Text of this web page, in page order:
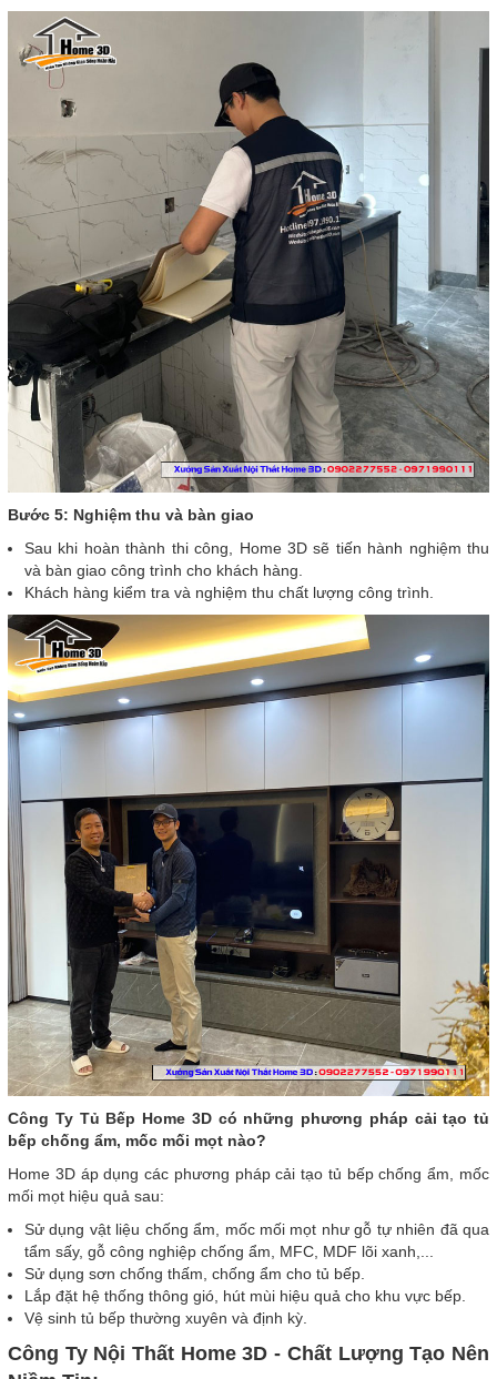
Bước 5: Nghiệm thu và bàn giao
Sau khi hoàn thành thi công, Home 3D sẽ tiến hành nghiệm thu
và bàn giao công trình cho khách hàng.
Khách hàng kiểm tra và nghiệm thu chất lượng công trình.
Công Ty Tủ Bếp Home 3D có những phương pháp cải tạo tủ
bếp chống ẩm, mốc mối mọt nào?
Home 3D áp dụng các phương pháp cải tạo tủ bếp chống ẩm, mốc
mối mọt hiệu quả sau:
Sử dụng vật liệu chống ẩm, mốc mối mọt như gỗ tự nhiên đã qua
tẩm sấy, gỗ công nghiệp chống ẩm, MFC, MDF lõi xanh,...
Sử dụng sơn chống thấm, chống ẩm cho tủ bếp.
Lắp đặt hệ thống thông gió, hút mùi hiệu quả cho khu vực bếp.
Vệ sinh tủ bếp thường xuyên và định kỳ.
Công Ty Nội Thất Home 3D - Chất Lượng Tạo Nên